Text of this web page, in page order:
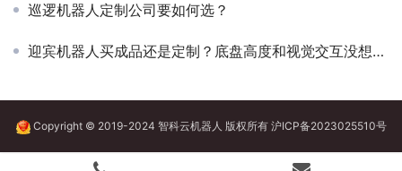
巡逻机器人定制公司要如何选？
迎宾机器人买成品还是定制？底盘高度和视觉交互没想清楚先别掏钱
Copyright © 2019-2024 智科云机器人 版权所有 沪ICP备2023025510号